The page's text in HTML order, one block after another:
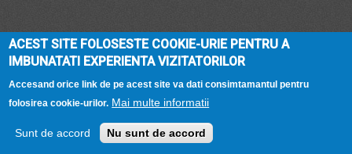
ACEST SITE FOLOSESTE COOKIE-URIE PENTRU A
IMBUNATATI EXPERIENTA VIZITATORILOR
Accesand orice link de pe acest site va dati consimtamantul pentru
folosirea cookie-urilor. Mai multe informatii
Sunt de accord Nu sunt de accord